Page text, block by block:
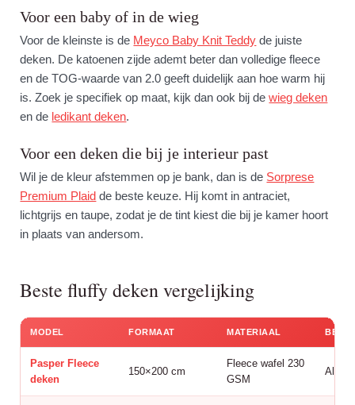
Voor een baby of in de wieg
Voor de kleinste is de Meyco Baby Knit Teddy de juiste
deken. De katoenen zijde ademt beter dan volledige fleece
en de TOG-waarde van 2.0 geeft duidelijk aan hoe warm hij
is. Zoek je specifiek op maat, kijk dan ook bij dewieg deken
en de ledikant deken.
Voor een deken die bij je interieur past
Wil je de kleur afstemmen op je bank, dan is de Sorprese
Premium Plaid de beste keuze. Hij komt in antraciet,
lichtgrijs en taupe, zodat je de tint kiest die bij je kamer hoort
in plaats van andersom.
Beste fluffy deken vergelijking
MODEL FORMAAT MATERIAAL
Pasper Fleece
deken
150×200 cm
Fleece wafel 230
GSM